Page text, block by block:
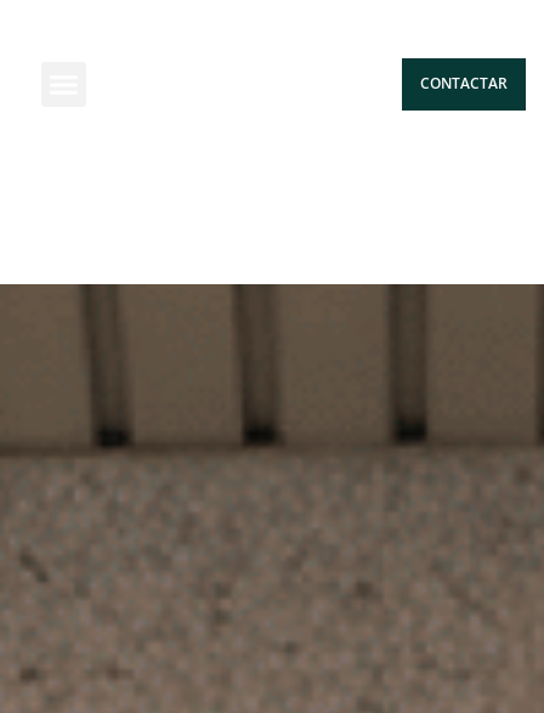
CONTACTAR